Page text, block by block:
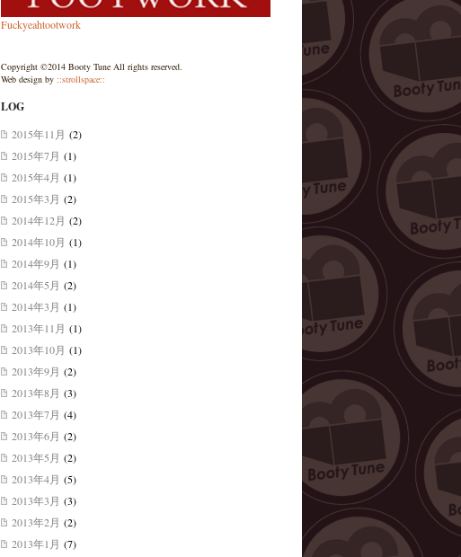
Fuckyeahtootwork
Copyright ©2014 Booty Tune All rights reserved.
Web design by ::strollspace::
LOG
2015年11月 (2)
2015年7月 (1)
2015年4月 (1)
2015年3月 (2)
2014年12月 (2)
2014年10月 (1)
2014年9月 (1)
2014年5月 (2)
2014年3月 (1)
2013年11月 (1)
2013年10月 (1)
2013年9月 (2)
2013年8月 (3)
2013年7月 (4)
2013年6月 (2)
2013年5月 (2)
2013年4月 (5)
2013年3月 (3)
2013年2月 (2)
2013年1月 (7)